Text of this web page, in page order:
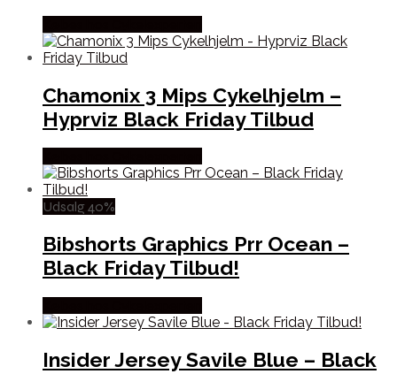
Chamonix 3 Mips Cykelhjelm –
Hyprviz Black Friday Tilbud
Udsalg 40%
Bibshorts Graphics Prr Ocean –
Black Friday Tilbud!
Insider Jersey Savile Blue – Black